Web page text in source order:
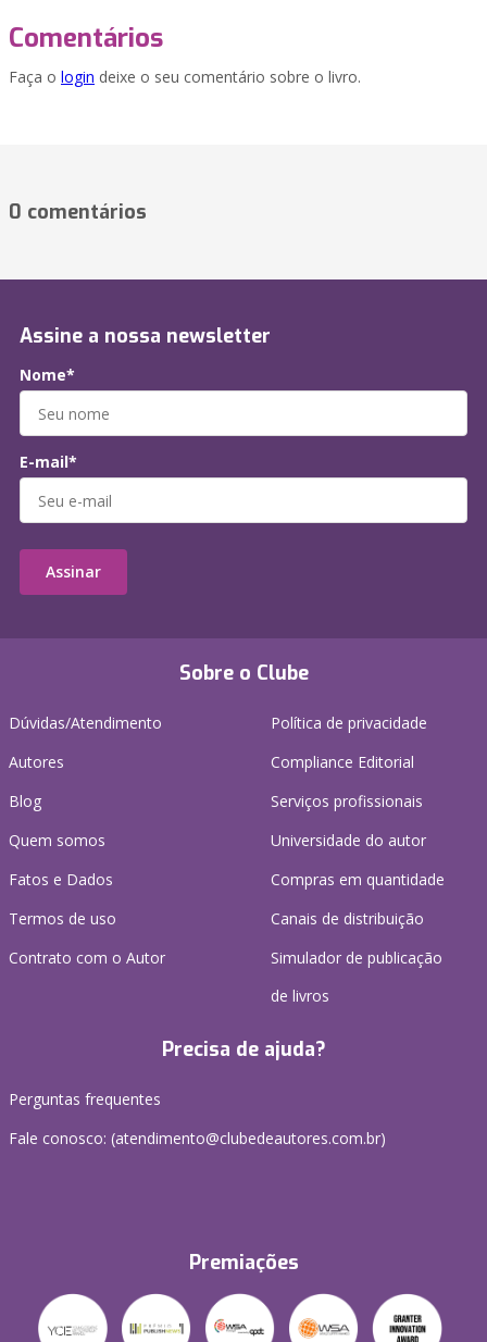
Comentários
Faça o login deixe o seu comentário sobre o livro.
0 comentários
Sobre o Clube
Dúvidas/Atendimento
Autores
Blog
Quem somos
Fatos e Dados
Termos de uso
Contrato com o Autor
Política de privacidade
Compliance Editorial
Serviços profissionais
Universidade do autor
Compras em quantidade
Canais de distribuição
Simulador de publicação
de livros
Precisa de ajuda?
Perguntas frequentes
Fale conosco: (atendimento@clubedeautores.com.br)
Premiações
Assine a nossa newsletter
Nome*
E-mail*
Assinar